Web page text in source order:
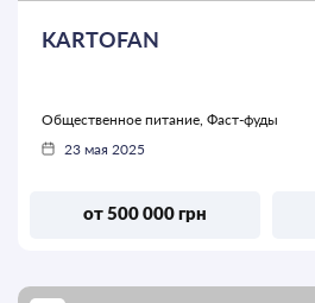
KARTOFAN
Общественное питание, Фаст-фуды
23 мая 2025
от 500 000 грн